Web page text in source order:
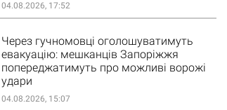
04.08.2026, 17:52
Через гучномовці оголошуватимуть
евакуацію: мешканців Запоріжжя
попереджатимуть про можливі ворожі
удари
04.08.2026, 15:07